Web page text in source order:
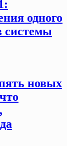
одного
системы
новых